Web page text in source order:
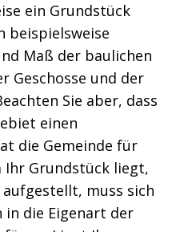
ein Grundstück
beispielsweise
Maß der baulichen
Geschosse und der
Sie aber, dass
einen
die Gemeinde für
Ihr Grundstück liegt,
muss sich
in die Eigenart der